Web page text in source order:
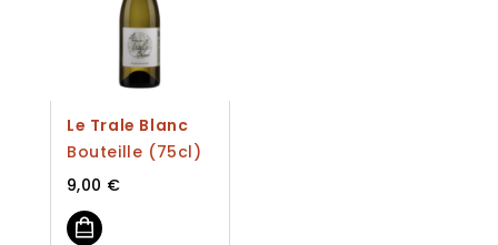
Le Trale Blanc
Bouteille (75cl)
9,00 €